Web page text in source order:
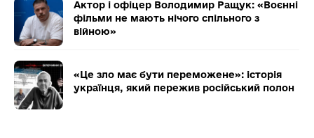
Актор і офіцер Володимир Ращук: «Воєнні
фільми не мають нічого спільного з
війною»
«Це зло має бути переможене»: історія
українця, який пережив російський полон